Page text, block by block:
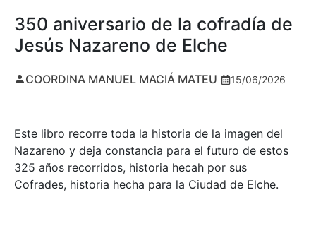
350 aniversario de la cofradía de
Jesús Nazareno de Elche
COORDINA MANUEL MACIÁ MATEU 15/06/2026
Este libro recorre toda la historia de la imagen del
Nazareno y deja constancia para el futuro de estos
325 años recorridos, historia hecah por sus
Cofrades, historia hecha para la Ciudad de Elche.